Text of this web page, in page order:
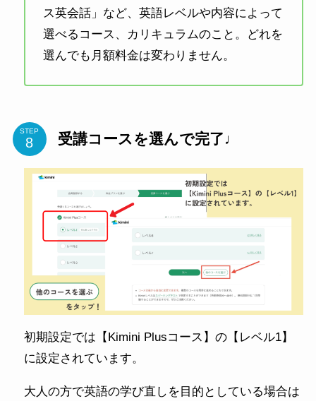
ス英会話」など、英語レベルや内容によって
選べるコース、カリキュラムのこと。どれを
選んでも月額料金は変わりません。
STEP 受講コースを選んで完了♩
初期設定では【Kimini Plusコース】の【レベル1】
に設定されています。
大人の方で英語の学び直しを目的としている場合は